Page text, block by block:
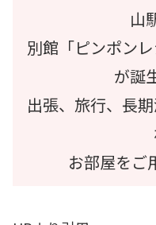
山
別館「ピンポン
が誕
出張、旅行、長
お部屋をご